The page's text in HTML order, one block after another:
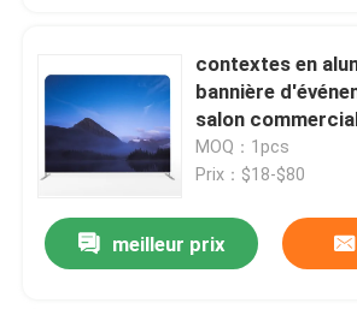
contextes en
bannière
salon
85x200cm
MOQ：1pcs
Prix：$18-$80
meilleur prix